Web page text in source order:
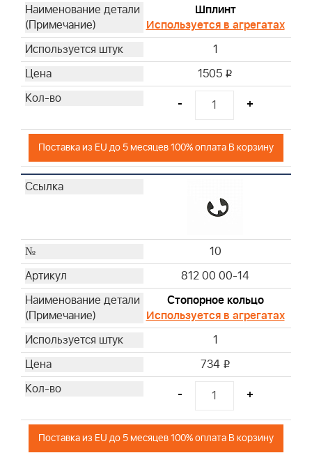
Шплинт
Используется в агрегатах
1
1505 i
- +
Поставка из EU до 5 месяцев 100% оплата В корзину
10
812 00 00-14
Стопорное кольцо
Используется в агрегатах
1
734 i
- +
Поставка из EU до 5 месяцев 100% оплата В корзину